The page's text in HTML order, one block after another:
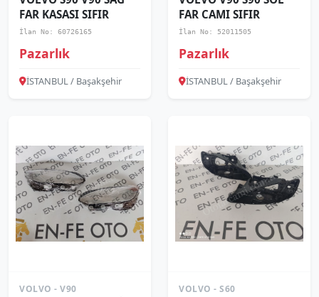
FAR KASASI SIFIR
İlan No: 60726165
Pazarlık
İSTANBUL / Başakşehir
FAR CAMI SIFIR
İlan No: 52011505
Pazarlık
İSTANBUL / Başakşehir
VOLVO - V90 VOLVO - S60